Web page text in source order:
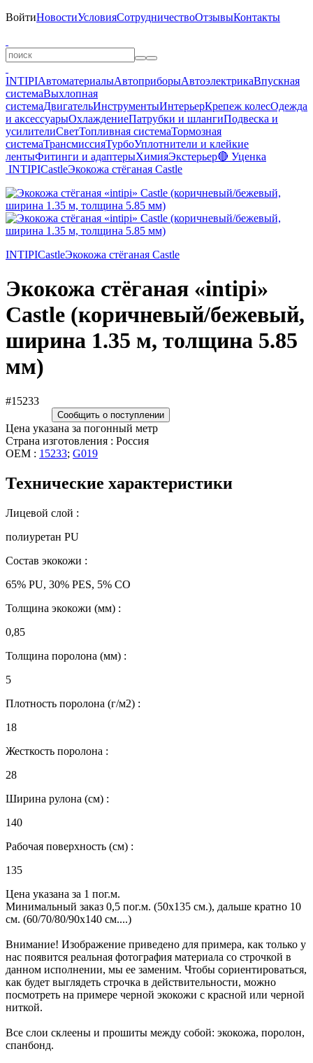
ВойтиНовостиУсловияСотрудничествоОтзывыКонтакты
INTIPIАвтоматериалыАвтоприборыАвтоэлектрикаВпускная
системаВыхлопная
системаДвигательИнструментыИнтерьерКрепеж колесОдежда
и аксессуарыОхлаждениеПатрубки и шлангиПодвеска и
усилителиСветТопливная системаТормозная
системаТрансмиссияТурбоУплотнители и клейкие
лентыФитинги и адаптерыХимияЭкстерьер🔴 Уценка
INTIPICastleЭкокожа стёганая Castle
INTIPICastleЭкокожа стёганая Castle
Экокожа стёганая «intipi»
Castle (коричневый/бежевый,
ширина 1.35 м, толщина 5.85
мм)
#15233
Сообщить о поступлении
Цена указана за погонный метр
Страна изготовления : Россия
OEM : 15233; G019
Технические характеристики
Лицевой слой :
полиуретан PU
Состав экокожи :
65% PU, 30% PES, 5% CO
Толщина экокожи (мм) :
0,85
Толщина поролона (мм) :
5
Плотность поролона (г/м2) :
18
Жесткость поролона :
28
Ширина рулона (см) :
140
Рабочая поверхность (см) :
135
Цена указана за 1 пог.м.
Минимальный заказ 0,5 пог.м. (50х135 см.), дальше кратно 10
см. (60/70/80/90х140 см....)
Внимание! Изображение приведено для примера, как только у
нас появится реальная фотография материала со строчкой в
данном исполнении, мы ее заменим. Чтобы сориентироваться,
как будет выглядеть строчка в действительности, можно
посмотреть на примере черной экокожи с красной или черной
ниткой.
Все слои склеены и прошиты между собой: экокожа, поролон,
спанбонд.